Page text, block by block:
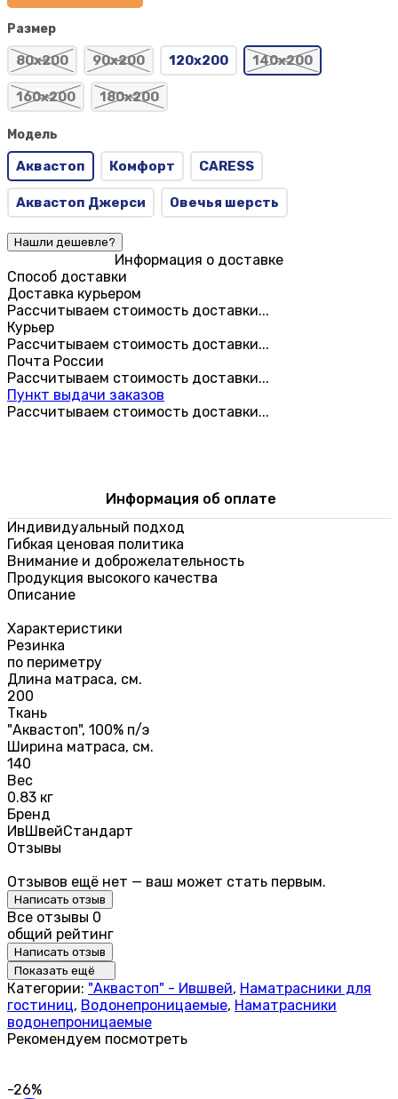
Размер
80х200 90х200 120х200 140х200
160х200 180х200
Модель
Аквастоп Комфорт CARESS
Аквастоп Джерси Овечья шерсть
Информация о доставке
Способ доставки
Доставка курьером
Рассчитываем стоимость доставки...
Курьер
Рассчитываем стоимость доставки...
Почта России
Рассчитываем стоимость доставки...
Пункт выдачи заказов
Рассчитываем стоимость доставки...
Информация об оплате
Индивидуальный подход
Гибкая ценовая политика
Внимание и доброжелательность
Продукция высокого качества
Описание
Характеристики
Резинка
по периметру
Длина матраса, см.
200
Ткань
"Аквастоп", 100% п/э
Ширина матраса, см.
140
Вес
0.83 кг
Бренд
ИвШвейСтандарт
Отзывы
Отзывов ещё нет — ваш может стать первым.
Написать отзыв
Все отзывы 0
общий рейтинг
Написать отзыв
Показать ещё
Категории: "Аквастоп" - Ившвей, Наматрасники для
гостиниц, Водонепроницаемые, Наматрасники
водонепроницаемые
Рекомендуем посмотреть
-26%